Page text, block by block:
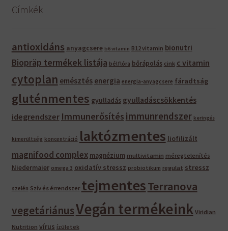
Címkék
antioxidáns anyagcsere b6 vitamin B12 vitamin bionutri
Biopräp termékek listája bélflóra bőrápolás cink c vitamin
cytoplan emésztés energia energia-anyagcsere fáradtság
gluténmentes gyulladás gyulladáscsökkentés
idegrendszer Immunerősítés immunrendszer keringés
kimerültség koncentráció laktózmentes liofilizált
magnifood complex magnézium multivitamin méregtelenítés
Niedermaier omega 3 oxidatív stressz probiotikum regulat stressz
szelén Szív és érrendszer tejmentesTerranova
vegetáriánusVegán termékeink Viridian
Nutrition vírus ízületek